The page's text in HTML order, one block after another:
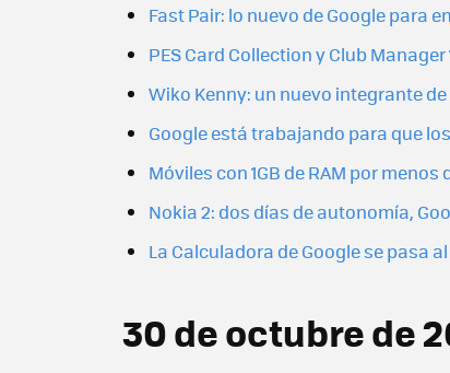
Fast Pair: lo nuevo de Google para
PES Card Collection y Club
Wiko Kenny: un nuevo integrante
Google está trabajando para que
Móviles con 1GB de RAM por
Nokia 2: dos días de autonomía,
La Calculadora de Google se pasa
30 de octubre de